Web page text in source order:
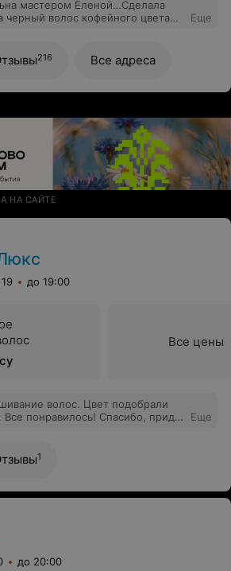
мастером Еленой…Сделала
черный волос кофейного цвета…
Еще
216 Все адреса
НА САЙТЕ
до 19:00
Все цены
волос. Цвет подобрали
Все понравилось! Спасибо, приду
Еще
1
до 20:00